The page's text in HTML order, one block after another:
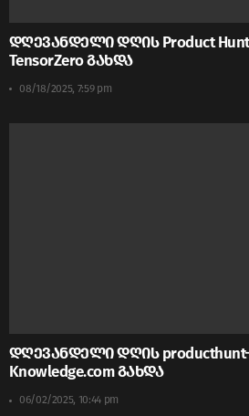
დღევანდელი დღის Product
TensorZero გახდა
08/18/2025, 7:59 pm
დღევანდელი დღის
Knowledge.com გახდა
06/02/2025, 10:44 pm